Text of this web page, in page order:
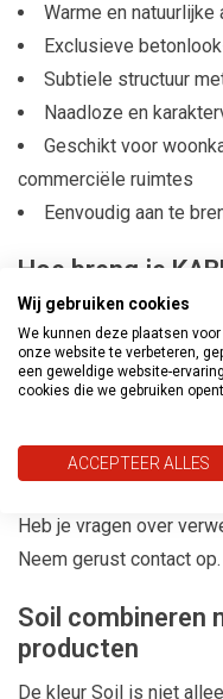
Warme en natuurlijke
Exclusieve
Subtiele structuur
Naadloze en
Geschikt voor
commerciële ruimtes
Eenvoudig aan te
Hoe breng je
KABRIC structuurverf is
zonder professionele
een blokkwast of spaan
het aanbrengen
die KABRIC zijn unieke
Heb je vragen over
Neem gerust contact
Soil combineren
producten
De kleur Soil is niet
Wij gebruiken cookies
We kunnen deze plaatsen
onze website te verbeteren,
een geweldige website-
cookies die we gebruiken
ACCEPTEER ALLES